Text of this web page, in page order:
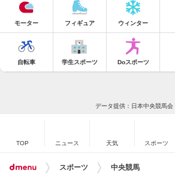
モーター フィギュア ウィンター
自転車 学生スポーツ Doスポーツ
データ提供：日本中央競馬会
TOP ニュース 天気 スポーツ
スポーツ 中央競馬